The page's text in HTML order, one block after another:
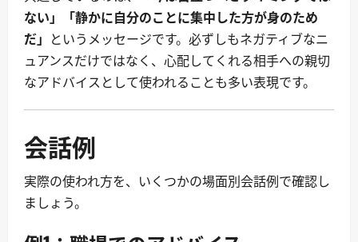
ない」「静かに自分のことに集中した方が身のため
だ」 というメッセージです。必ずしもネガティブなニ
ュアンスだけではなく、心配してくれる相手への親切
なアドバイスとして使われることも多い表現です。
会話例
実際の使われ方を、いくつかの場面別会話例で確認し
ましょう。